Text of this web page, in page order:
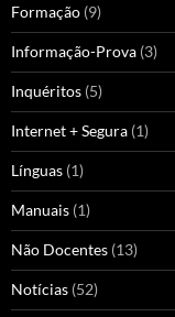
Formação (9)
Informação-Prova (3)
Inquéritos (5)
Internet + Segura (1)
Línguas (1)
Manuais (1)
Não Docentes (13)
Notícias (52)